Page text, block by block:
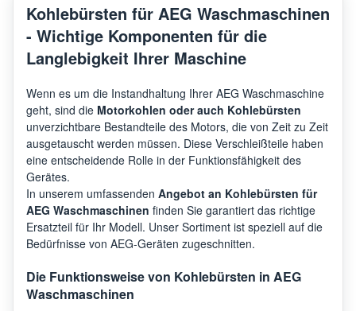
AEG L7WB64474
AEG L8WE86605
AEG L7WSP964E
AEG L8WBM163C
Kohlebürsten für AEG Waschmaschinen
- Wichtige Komponenten für die
Langlebigkeit Ihrer Maschine
Wenn es um die Instandhaltung Ihrer AEG Waschmaschine
geht, sind die Motorkohlen oder auch Kohlebürsten
unverzichtbare Bestandteile des Motors, die von Zeit zu Zeit
ausgetauscht werden müssen. Diese Verschleißteile haben
eine entscheidende Rolle in der Funktionsfähigkeit des
Gerätes.
In unserem umfassenden Angebot an Kohlebürsten für
AEG Waschmaschinen finden Sie garantiert das richtige
Ersatzteil für Ihr Modell. Unser Sortiment ist speziell auf die
Bedürfnisse von AEG-Geräten zugeschnitten.
Die Funktionsweise von Kohlebürsten in AEG
Waschmaschinen